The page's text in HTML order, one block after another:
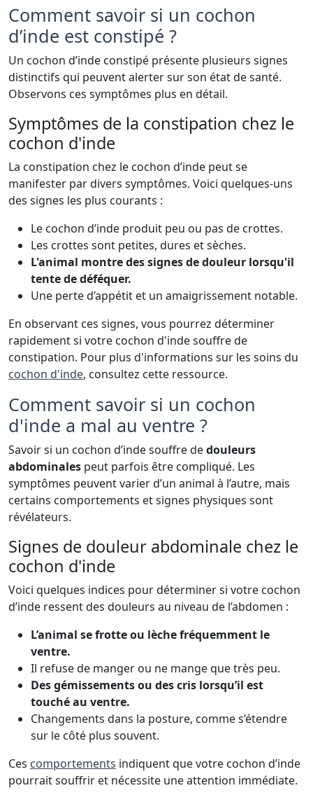
Comment savoir si un cochon
d’inde est constipé ?
Un cochon d’inde constipé présente plusieurs signes
distinctifs qui peuvent alerter sur son état de santé.
Observons ces symptômes plus en détail.
Symptômes de la constipation chez le
cochon d'inde
La constipation chez le cochon d’inde peut se
manifester par divers symptômes. Voici quelques-uns
des signes les plus courants :
Le cochon d’inde produit peu ou pas de crottes.
Les crottes sont petites, dures et sèches.
L'animal montre des signes de douleur lorsqu'il
tente de déféquer.
Une perte d’appétit et un amaigrissement notable.
En observant ces signes, vous pourrez déterminer
rapidement si votre cochon d'inde souffre de
constipation. Pour plus d'informations sur les soins du
cochon d'inde, consultez cette ressource.
Comment savoir si un cochon
d'inde a mal au ventre ?
Savoir si un cochon d’inde souffre dedouleurs
abdominales peut parfois être compliqué. Les
symptômes peuvent varier d’un animal à l’autre, mais
certains comportements et signes physiques sont
révélateurs.
Signes de douleur abdominale chez le
cochon d'inde
Voici quelques indices pour déterminer si votre cochon
d’inde ressent des douleurs au niveau de l’abdomen :
L’animal se frotte ou lèche fréquemment le
ventre.
Il refuse de manger ou ne mange que très peu.
Des gémissements ou des cris lorsqu’il est
touché au ventre.
Changements dans la posture, comme s’étendre
sur le côté plus souvent.
Ces comportements indiquent que votre cochon d’inde
pourrait souffrir et nécessite une attention immédiate.